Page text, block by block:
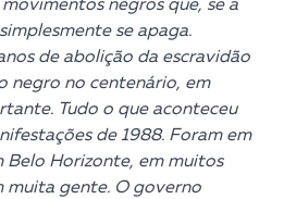
negros que, se a
se apaga.
de abolição da escravidão
negro no centenário, em
Tudo o que aconteceu
de 1988. Foram em
Belo Horizonte, em muitos
muita gente. O governo